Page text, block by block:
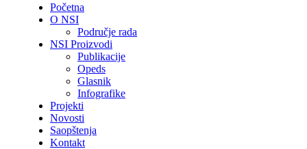
Početna
O NSI
Područje rada
NSI Proizvodi
Publikacije
Opeds
Glasnik
Infografike
Projekti
Novosti
Saopštenja
Kontakt